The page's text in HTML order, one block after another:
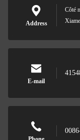
Address
Côté
E-mail